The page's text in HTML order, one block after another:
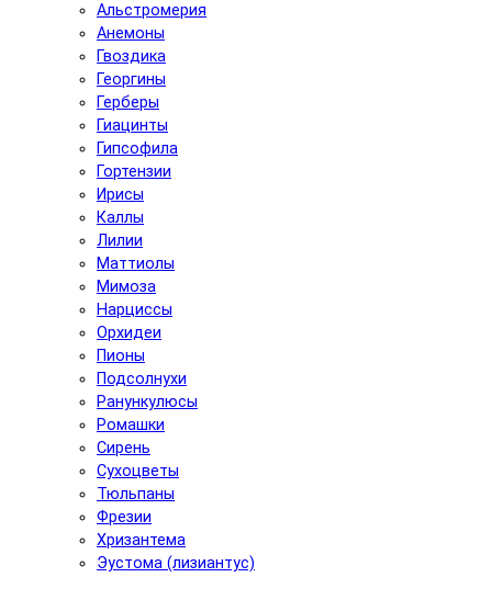
Альстромерия
Анемоны
Гвоздика
Георгины
Герберы
Гиацинты
Гипсофила
Гортензии
Ирисы
Каллы
Лилии
Маттиолы
Мимоза
Нарциссы
Орхидеи
Пионы
Подсолнухи
Ранункулюсы
Ромашки
Сирень
Сухоцветы
Тюльпаны
Фрезии
Хризантема
Эустома (лизиантус)